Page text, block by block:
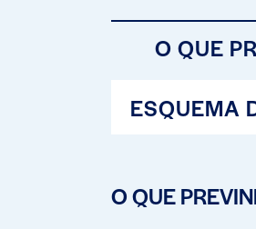
O QUE
ESQUEMA
O QUE